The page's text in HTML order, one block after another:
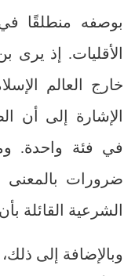
بوصفه منطلقًا
الأقليات. إذ يرى
خارج العالم
الإشارة إلى أن
في فئة واحدة.
ضرورات بالمعنى
الشرعية القائلة
وبالإضافة إلى